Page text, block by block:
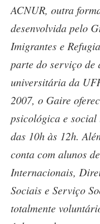
ACNUR, outra
desenvolvida pelo
Imigrantes e
parte do serviço
universitária da
2007, o Gaire
psicológica e social
das 10h às 12h.
conta com alunos
Internacionais,
Sociais e Serviço
totalmente